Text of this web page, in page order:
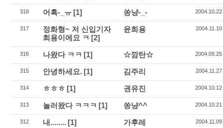
318 어흑-_ㅠ [1] 쏭냥-_- 2004.10.22
317
정화형~ 저 신입기자
희용이에요 ㅋ [2]
윤희용 2004.11.10
316 나왔다 ㅋㅋ [1] ☆깜탄☆ 2004.09.25
315 안녕하세요. [1] 김주리 2004.11.27
314 ㅎㅎㅎ [1] 권유진 2004.10.12
313 놀러왔다 ㅋㅋㅋ [1] 쏭냥^^ 2004.10.21
312 내........ [1] 가후레 2004.11.09